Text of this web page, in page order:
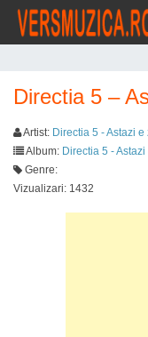
Directia 5 –
Artist: Directia 5 - Astazi
Album: Directia 5 -
Genre:
Vizualizari: 1432